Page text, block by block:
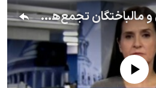
بازنشستگان، کارگران و مالباختگان تجمع‌های اعتراضی برگزار کردند
No media source